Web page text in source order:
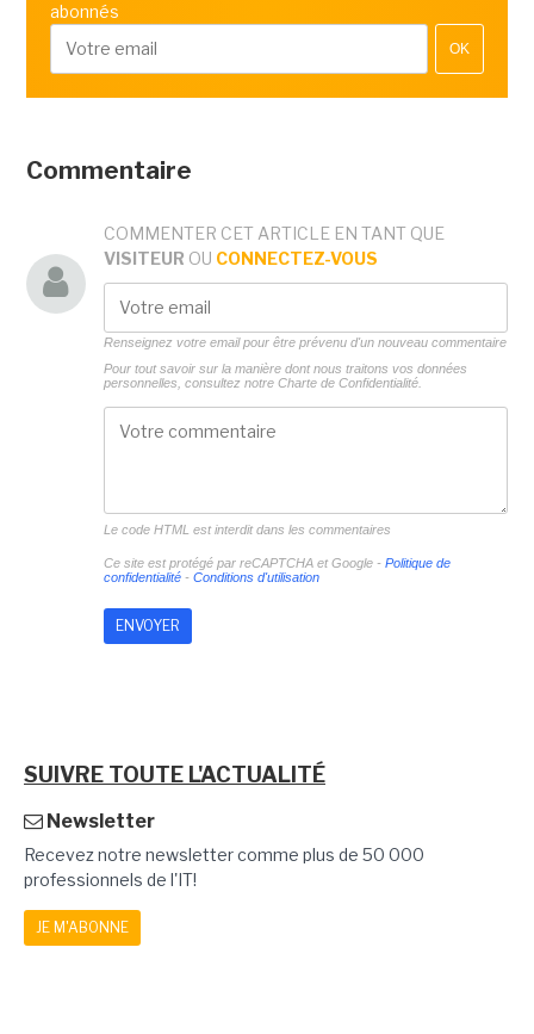
abonnés
OK
Commentaire
COMMENTER CET ARTICLE EN TANT QUE
VISITEUR OU CONNECTEZ-VOUS
Renseignez votre email pour être prévenu d'un nouveau commentaire
Pour tout savoir sur la manière dont nous traitons vos données
personnelles, consultez notre Charte de Confidentialité.
Le code HTML est interdit dans les commentaires
Ce site est protégé par reCAPTCHA et Google - Politique de
confidentialité- Conditions d'utilisation
SUIVRE TOUTE L'ACTUALITÉ
Newsletter
Recevez notre newsletter comme plus de 50 000
professionnels de l'IT!
JE M'ABONNE